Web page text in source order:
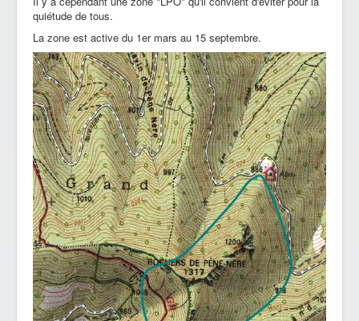
quiétude de tous.
La zone est active du 1er mars au 15 septembre.